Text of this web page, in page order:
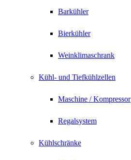
Barkühler
Bierkühler
Weinklimaschrank
Kühl- und Tiefkühlzellen
Maschine / Kompressor
Regalsystem
Kühlschränke